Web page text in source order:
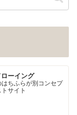
ーイング
ちふらが別コンセプ
サイト